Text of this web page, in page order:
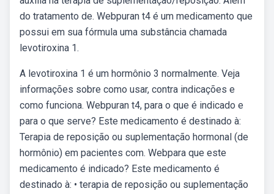
do tratamento de. Webpuran t4 é um medicamento que
possui em sua fórmula uma substância chamada
levotiroxina 1.
A levotiroxina 1 é um hormônio 3 normalmente. Veja
informações sobre como usar, contra indicações e
como funciona. Webpuran t4, para o que é indicado e
para o que serve? Este medicamento é destinado à:
Terapia de reposição ou suplementação hormonal (de
hormônio) em pacientes com. Webpara que este
medicamento é indicado? Este medicamento é
destinado à: • terapia de reposição ou suplementação